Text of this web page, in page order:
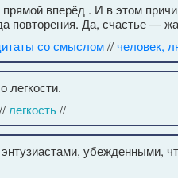
вперёд . И в этом
повторения. Да, счастье —
со смыслом//человек,
легкости.
// легкость//
убежденными,